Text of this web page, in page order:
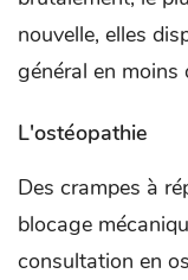
nouvelle, elles
général en moins
L'ostéopathie
Des crampes à
blocage
consultation en